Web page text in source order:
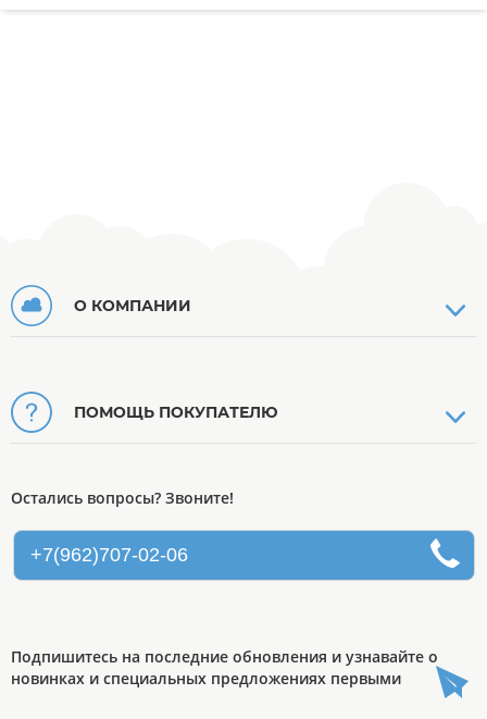
О КОМПАНИИ
ПОМОЩЬ ПОКУПАТЕЛЮ
Остались вопросы? Звоните!
+7(962)707-02-06
Подпишитесь на последние обновления и узнавайте о
новинках и специальных предложениях первыми